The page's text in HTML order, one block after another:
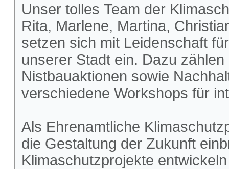
Unser tolles Team der
Rita, Marlene, Martina,
setzen sich mit Leidenschaft
unserer Stadt ein. Dazu
Nistbauaktionen sowie
verschiedene Workshops für
Als Ehrenamtliche
die Gestaltung der Zukunft
Klimaschutzprojekte